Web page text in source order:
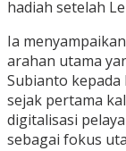
hadiah setelah
Ia
arahan utama
Subianto
sejak pertama
digitalisasi
sebagai fokus